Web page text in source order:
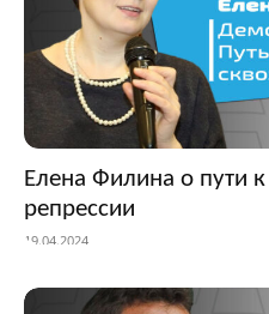
Елена Филина о пути
репрессии
19.04.2024